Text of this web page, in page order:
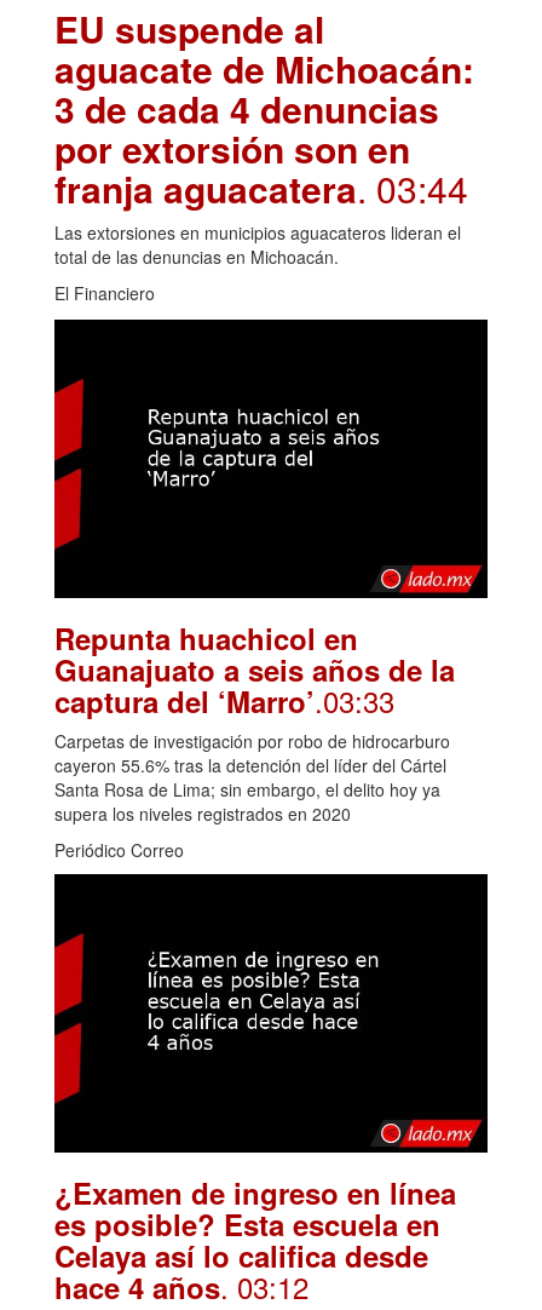
EU suspende al
aguacate de Michoacán:
3 de cada 4 denuncias
por extorsión son en
franja aguacatera. 03:44
Las extorsiones en municipios aguacateros lideran el
total de las denuncias en Michoacán.
El Financiero
Repunta huachicol en
Guanajuato a seis años de la
captura del ‘Marro’.03:33
Carpetas de investigación por robo de hidrocarburo
cayeron 55.6% tras la detención del líder del Cártel
Santa Rosa de Lima; sin embargo, el delito hoy ya
supera los niveles registrados en 2020
Periódico Correo
¿Examen de ingreso en línea
es posible? Esta escuela en
Celaya así lo califica desde
hace 4 años. 03:12